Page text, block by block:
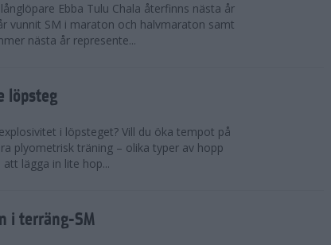
Ebba Tulu Chala återfinns nästa år
vunnit SM i maraton och halvmaraton samt
nästa år represente...
löpsteg
i löpsteget? Vill du öka tempot på
plyometrisk träning – olika typer av hopp
lägga in lite hop...
i terräng-SM